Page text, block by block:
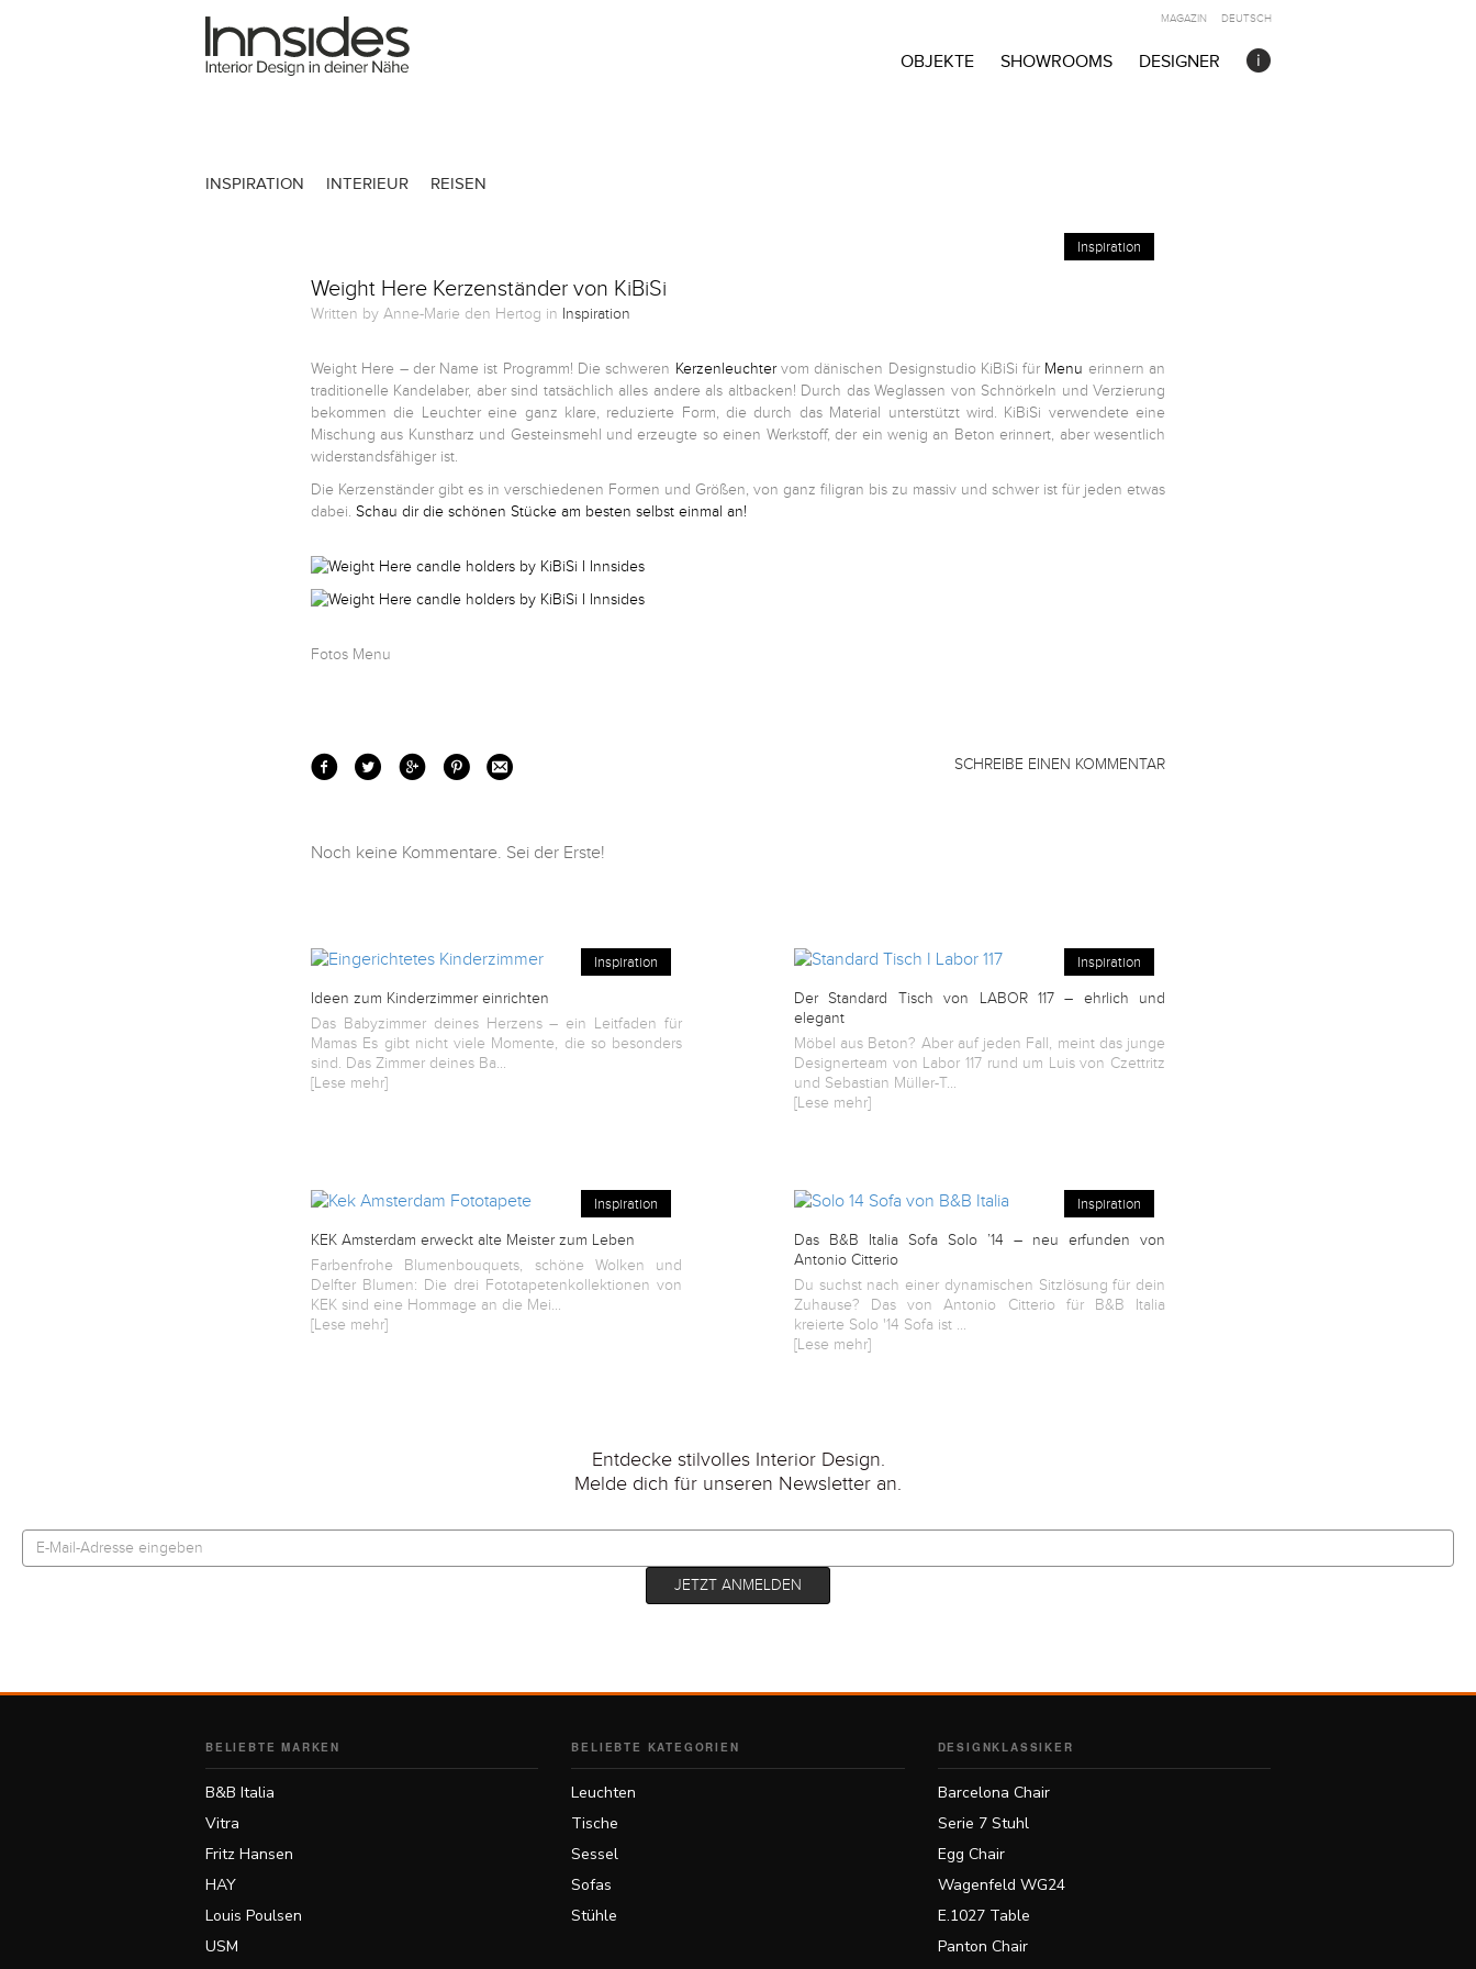
OBJEKTE SHOWROOMS DESIGNER
MAGAZIN DEUTSCH
INSPIRATION INTERIEUR REISEN
Inspiration
Weight Here Kerzenständer von KiBiSi
Written by Anne-Marie den Hertog in Inspiration
Weight Here – der Name ist Programm! Die schweren Kerzenleuchtervom dänischen Designstudio KiBiSi für Menu erinnern an
traditionelle Kandelaber, aber sind tatsächlich alles andere als altbacken! Durch das Weglassen von Schnörkeln und Verzierung
bekommen die Leuchter eine ganz klare, reduzierte Form, die durch das Material unterstützt wird. KiBiSi verwendete eine
Mischung aus Kunstharz und Gesteinsmehl und erzeugte so einen Werkstoff, der ein wenig an Beton erinnert, aber wesentlich
widerstandsfähiger ist.
Die Kerzenständer gibt es in verschiedenen Formen und Größen, von ganz filigran bis zu massiv und schwer ist für jeden etwas
dabei. Schau dir die schönen Stücke am besten selbst einmal an!
Fotos Menu
SCHREIBE EINEN KOMMENTAR
Noch keine Kommentare. Sei der Erste!
Inspiration
Ideen zum Kinderzimmer einrichten
Das Babyzimmer deines Herzens – ein Leitfaden für
Mamas Es gibt nicht viele Momente, die so besonders
sind. Das Zimmer deines Ba...
[Lese mehr]
Inspiration
Der Standard Tisch von LABOR 117 – ehrlich und
elegant
Möbel aus Beton? Aber auf jeden Fall, meint das junge
Designerteam von Labor 117 rund um Luis von Czettritz
und Sebastian Müller-T...
[Lese mehr]
Inspiration
KEK Amsterdam erweckt alte Meister zum Leben
Farbenfrohe Blumenbouquets, schöne Wolken und
Delfter Blumen: Die drei Fototapetenkollektionen von
KEK sind eine Hommage an die Mei...
[Lese mehr]
Inspiration
Das B&B Italia Sofa Solo ’14 – neu erfunden von
Antonio Citterio
Du suchst nach einer dynamischen Sitzlösung für dein
Zuhause? Das von Antonio Citterio für B&B Italia
kreierte Solo '14 Sofa ist ...
[Lese mehr]
Entdecke stilvolles Interior Design.
Melde dich für unseren Newsletter an.
BELIEBTE MARKEN
B&B Italia
Vitra
Fritz Hansen
HAY
Louis Poulsen
USM
BELIEBTE KATEGORIEN
Leuchten
Tische
Sessel
Sofas
Stühle
DESIGNKLASSIKER
Barcelona Chair
Serie 7 Stuhl
Egg Chair
Wagenfeld WG24
E.1027 Table
Panton Chair